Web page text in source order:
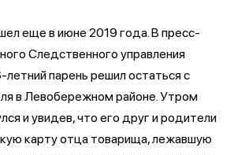
еще в июне 2019 года. В пресс-
Следственного управления
летний парень решил остаться с
в Левобережном районе. Утром
и увидев, что его друг и родители
карту отца товарища, лежавшую